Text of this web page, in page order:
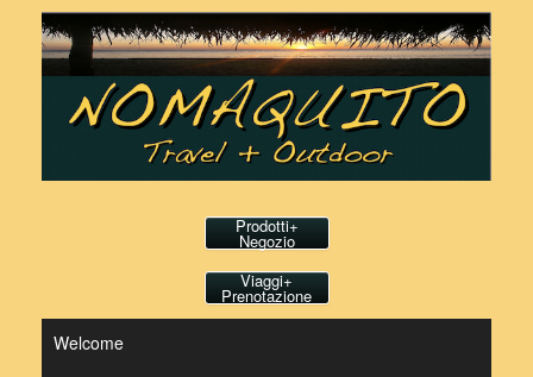
contenuto
Prodotti+
Negozio
Viaggi+
Prenotazione
Welcome